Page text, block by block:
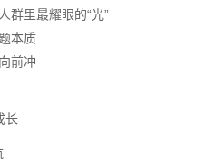
群里最耀眼的“光”
本质
前冲
长